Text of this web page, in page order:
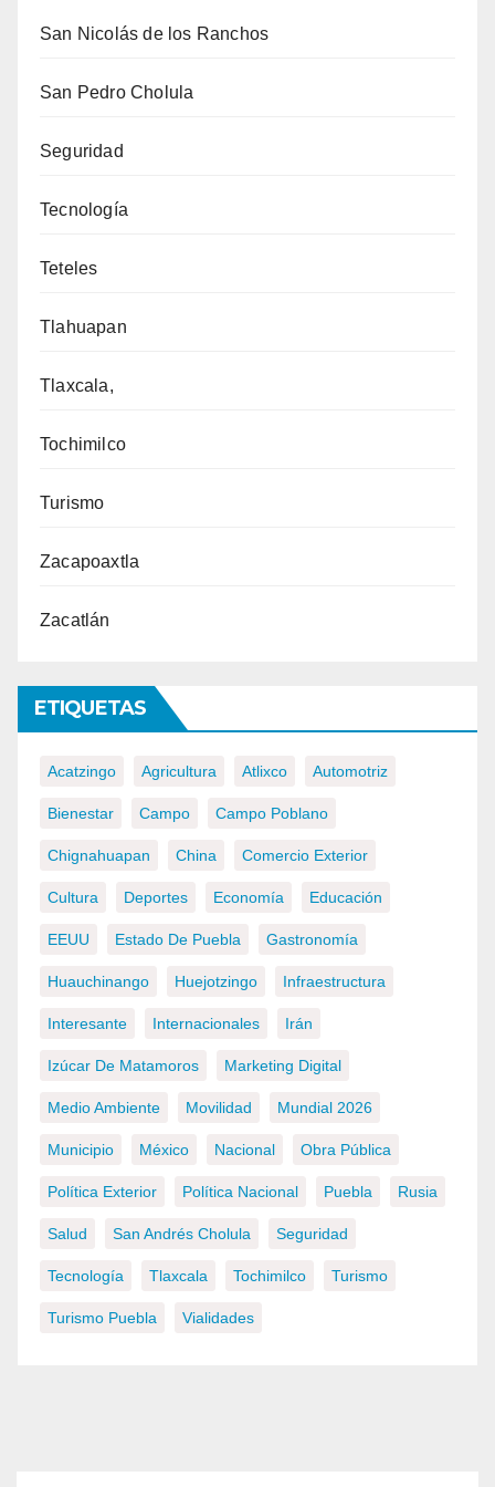
San Nicolás de los Ranchos
San Pedro Cholula
Seguridad
Tecnología
Teteles
Tlahuapan
Tlaxcala,
Tochimilco
Turismo
Zacapoaxtla
Zacatlán
ETIQUETAS
Acatzingo Agricultura Atlixco Automotriz
Bienestar Campo Campo Poblano
Chignahuapan China Comercio Exterior
Cultura Deportes Economía Educación
EEUU Estado De Puebla Gastronomía
Huauchinango Huejotzingo Infraestructura
Interesante Internacionales Irán
Izúcar De Matamoros Marketing Digital
Medio Ambiente Movilidad Mundial 2026
Municipio México Nacional Obra Pública
Política Exterior Política Nacional Puebla Rusia
Salud San Andrés Cholula Seguridad
Tecnología Tlaxcala Tochimilco Turismo
Turismo Puebla Vialidades